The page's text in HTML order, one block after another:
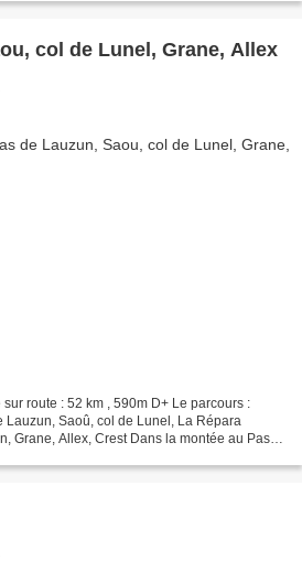
col de Lunel, Grane, Allex
route : 52 km , 590m D+ Le parcours :
Lauzun, Saoû, col de Lunel, La Répara
Crest Dans la montée au Pas